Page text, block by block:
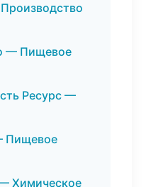
— Пищевое
Ресурс —
Пищевое
Химическое